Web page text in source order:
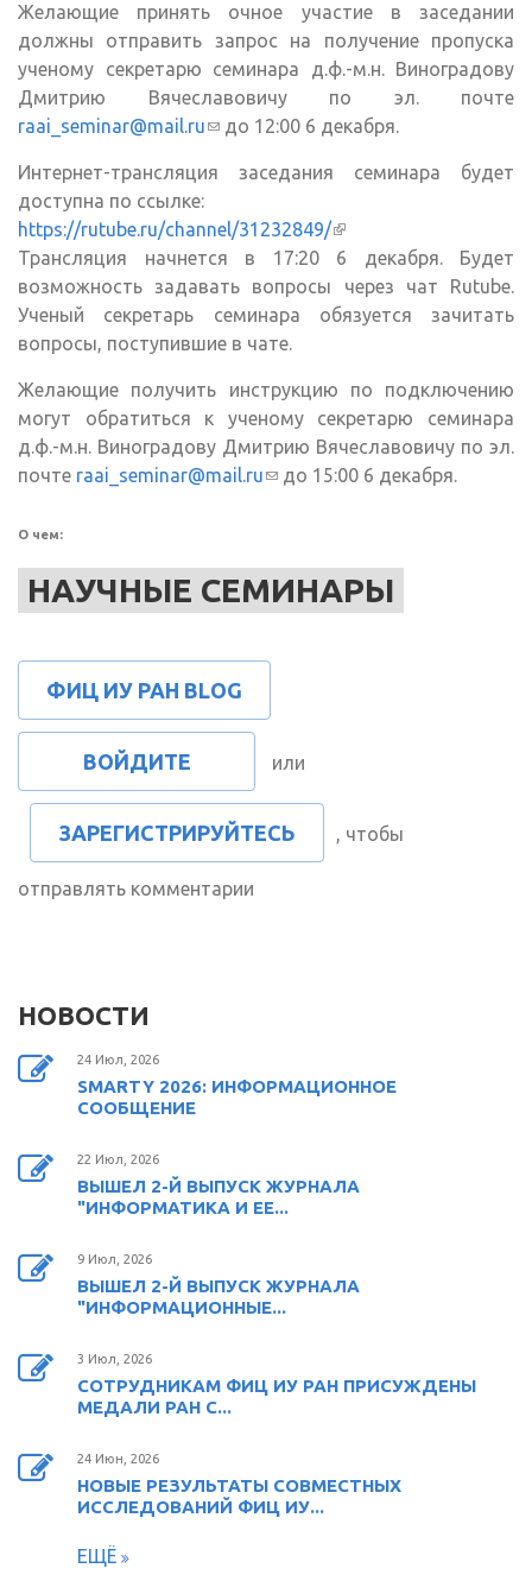
Желающие принять очное участие в заседании
должны отправить запрос на получение пропуска
ученому секретарю семинара д.ф.-м.н. Виноградову
Дмитрию Вячеславовичу по эл. почте
raai_seminar@mail.ru(ссылка для отправки email)
до 12:00 6 декабря.
Интернет-трансляция заседания семинара будет
доступна по ссылке:
https://rutube.ru/channel/31232849/(внешняя ссылка)
Трансляция начнется в 17:20 6 декабря. Будет
возможность задавать вопросы через чат Rutube.
Ученый секретарь семинара обязуется зачитать
вопросы, поступившие в чате.
Желающие получить инструкцию по подключению
могут обратиться к ученому секретарю семинара
д.ф.-м.н. Виноградову Дмитрию Вячеславовичу по эл.
почте raai_seminar@mail.ru(ссылка для отправки
до 15:00 6 декабря.
О чем:
НАУЧНЫЕ СЕМИНАРЫ
ФИЦ ИУ РАН BLOG
ВОЙДИТЕ или
ЗАРЕГИСТРИРУЙТЕСЬ , чтобы
отправлять комментарии
НОВОСТИ
24 Июл, 2026
SMARTY 2026: ИНФОРМАЦИОННОЕ
СООБЩЕНИЕ
22 Июл, 2026
ВЫШЕЛ 2-Й ВЫПУСК ЖУРНАЛА
"ИНФОРМАТИКА И ЕЕ...
9 Июл, 2026
ВЫШЕЛ 2-Й ВЫПУСК ЖУРНАЛА
"ИНФОРМАЦИОННЫЕ...
3 Июл, 2026
СОТРУДНИКАМ ФИЦ ИУ РАН ПРИСУЖДЕНЫ
МЕДАЛИ РАН С...
24 Июн, 2026
НОВЫЕ РЕЗУЛЬТАТЫ СОВМЕСТНЫХ
ИССЛЕДОВАНИЙ ФИЦ ИУ...
ЕЩЁ